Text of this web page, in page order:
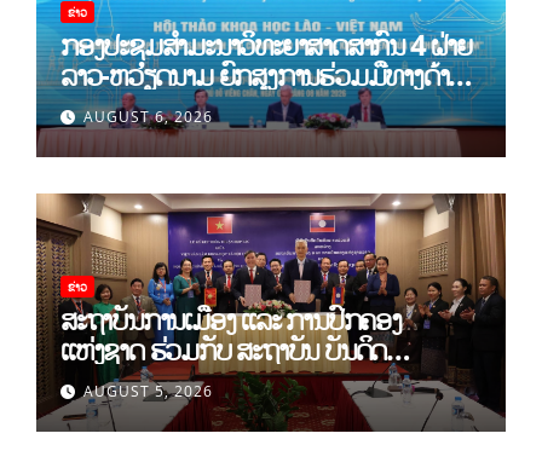
ຂ່າວ
ກອງປະຊຸມສໍາມະນາວິທະຍາສາດສາກົນ 4 ຝ່າຍ
ລາວ-ຫວຽດນາມ ຍົກສູງການຮ່ວມມືທາງດ້ານ
ທິດສະດີ ແລະ ພຶດຕິກໍາ ລາວ-ຫວຽດນາມ ແນໃສ່
ສ້າງເສດຖະກິດເອກະລາດເປັນເຈົ້າຕົນເອງຢ່າງ
ເຂັ້ມແຂງ
AUGUST 6, 2026
ຂ່າວ
ສະຖາບັນການເມືອງ ແລະ ການປົກຄອງ
ແຫ່ງຊາດ ຮ່ວມກັບ ສະຖາບັນ ບັນດິດ
ວິທະຍາສາດສັງຄົມ ຫວຽດນາມ ເຊັນບົດບັນທຶກ
ການຮ່ວມມືທາງດ້ານວິທະຍາສາດ (2026-
2030)
AUGUST 5, 2026